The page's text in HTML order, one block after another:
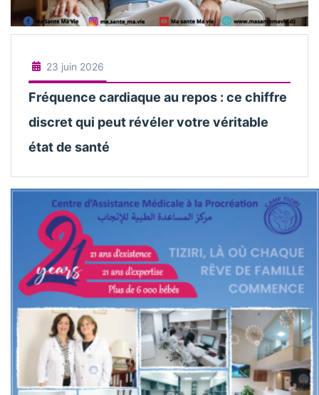
23 juin 2026
Fréquence cardiaque au repos : ce chiffre
discret qui peut révéler votre véritable
état de santé